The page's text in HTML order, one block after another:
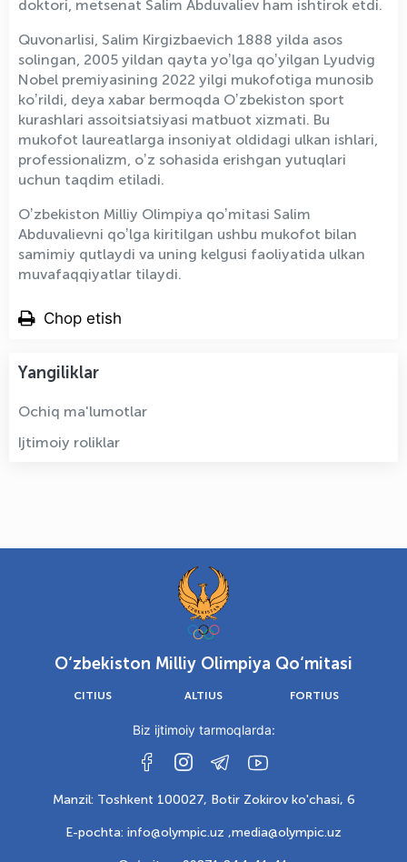
doktori, metsenat Salim Аbduvaliev ham ishtirok etdi.
Quvonarlisi, Salim Kirgizbaevich 1888 yilda asos
solingan, 2005 yildan qayta yoʼlga qoʼyilgan Lyudvig
Nobel premiyasining 2022 yilgi mukofotiga munosib
koʼrildi, deya xabar bermoqda Oʼzbekiston sport
kurashlari assoitsiatsiyasi matbuot xizmati. Bu
mukofot laureatlarga insoniyat oldidagi ulkan ishlari,
professionalizm, oʼz sohasida erishgan yutuqlari
uchun taqdim etiladi.
Oʼzbekiston Milliy Olimpiya qoʼmitasi Salim
Аbduvalievni qoʼlga kiritilgan ushbu mukofot bilan
samimiy qutlaydi va uning kelgusi faoliyatida ulkan
muvafaqqiyatlar tilaydi.
Chop etish
Yangiliklar
Ochiq ma'lumotlar
Ijtimoiy roliklar
O‘zbekiston Milliy Olimpiya Qo‘mitasi
CITIUS ALTIUS FORTIUS
Biz ijtimoiy tarmoqlarda:
Manzil: Toshkent 100027, Botir Zokirov ko'chasi, 6
E-pochta: info@olympic.uz ,media@olympic.uz